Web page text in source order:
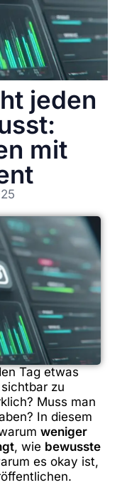
jeden
mit
Tag etwas
zu
Muss man
In diesem
weniger
, wie bewusste
es okay ist,